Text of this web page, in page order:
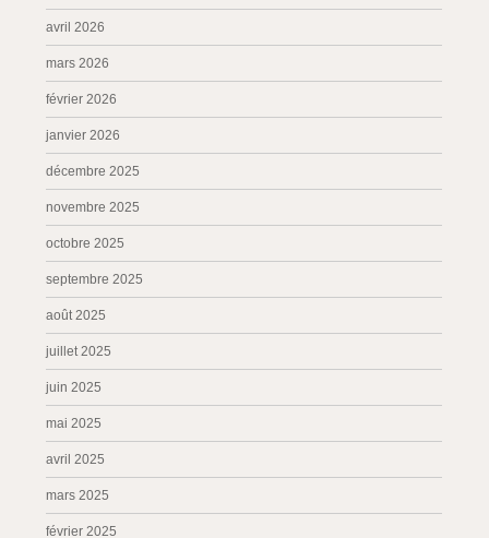
avril 2026
mars 2026
février 2026
janvier 2026
décembre 2025
novembre 2025
octobre 2025
septembre 2025
août 2025
juillet 2025
juin 2025
mai 2025
avril 2025
mars 2025
février 2025